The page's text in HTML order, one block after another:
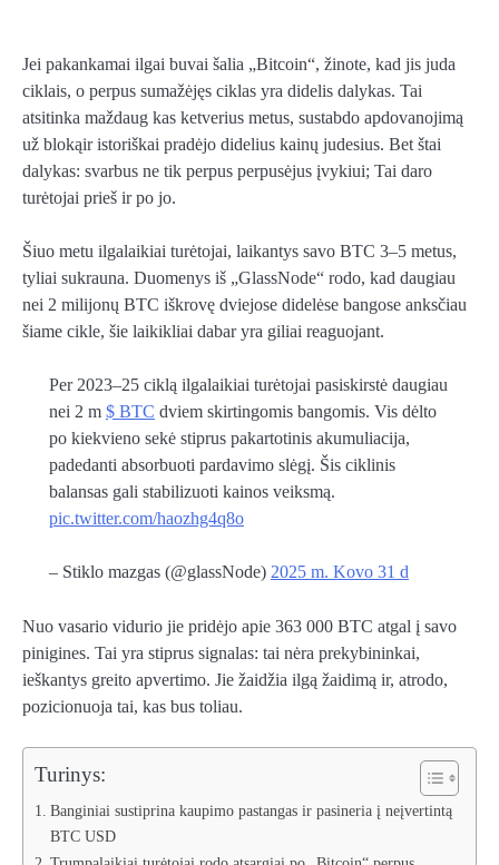
Jei pakankamai ilgai buvai šalia „Bitcoin“, žinote, kad jis juda
ciklais, o perpus sumažėjęs ciklas yra didelis dalykas. Tai
atsitinka maždaug kas ketverius metus, sustabdo apdovanojimą
už blokąir istoriškai pradėjo didelius kainų judesius. Bet štai
dalykas: svarbus ne tik perpus perpusėjus įvykiui; Tai daro
turėtojai prieš ir po jo.
Šiuo metu ilgalaikiai turėtojai, laikantys savo BTC 3–5 metus,
tyliai sukrauna. Duomenys iš „GlassNode“ rodo, kad daugiau
nei 2 milijonų BTC iškrovę dviejose didelėse bangose ​​anksčiau
šiame cikle, šie laikikliai dabar yra giliai reaguojant.
Per 2023–25 ciklą ilgalaikiai turėtojai pasiskirstė daugiau
nei 2 m $ BTC dviem skirtingomis bangomis. Vis dėlto
po kiekvieno sekė stiprus pakartotinis akumuliacija,
padedanti absorbuoti pardavimo slėgį. Šis ciklinis
balansas gali stabilizuoti kainos veiksmą.
pic.twitter.com/haozhg4q8o
– Stiklo mazgas (@glassNode) 2025 m. Kovo 31 d
Nuo vasario vidurio jie pridėjo apie 363 000 BTC atgal į savo
pinigines. Tai yra stiprus signalas: tai nėra prekybininkai,
ieškantys greito apvertimo. Jie žaidžia ilgą žaidimą ir, atrodo,
pozicionuoja tai, kas bus toliau.
Turinys:
Banginiai sustiprina kaupimo pastangas ir pasineria į neįvertintą
BTC USD